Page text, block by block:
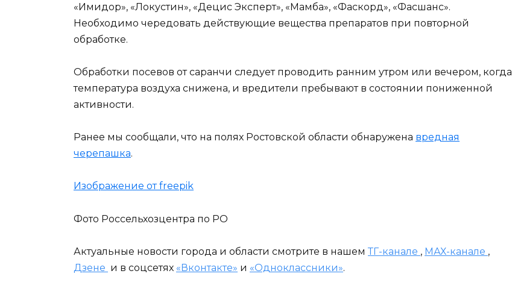
«Имидор», «Локустин», «Децис Эксперт», «Мамба», «Фаскорд», «Фасшанс».
Необходимо чередовать действующие вещества препаратов при повторной
обработке.
Обработки посевов от саранчи следует проводить ранним утром или вечером, когда
температура воздуха снижена, и вредители пребывают в состоянии пониженной
активности.
Ранее мы сообщали, что на полях Ростовской области обнаружена вредная
черепашка.
Изображение от freepik
Фото Россельхозцентра по РО
Актуальные новости города и области смотрите в нашем ТГ-канале , МАХ-канале ,
Дзене и в соцсетях «Вконтакте» и «Одноклассники».